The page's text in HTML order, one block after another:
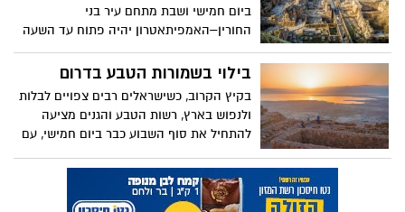
ביום חמישי ושבת מתחם עיר בני
החורין–האמפיתאטרון יהיה פתוח עד השעה
19:30. כשמתחם המערות בבית גוברין נסגר
לביקור המשיכו את טיולכם במתחם עיר בני
בילוי בשמורות הטבע בדרום
בקיץ הקרוב, כשישראלים רבים צפויים לבלות
ולנפוש בארץ, רשות הטבע והגנים מציעה
להתחיל את סוף השבוע כבר ביום חמישי, עם
וחוויית ביקור נעימה ומיוחדת גם בשעות
הזריחה והשקיעה המרהיבות של הדרום